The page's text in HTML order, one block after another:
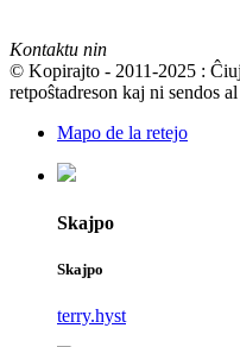
Kontaktu nin
© Kopirajto - 2011-2025 :
retpoŝtadreson kaj ni sendos
Mapo de la retejo
Skajpo
Skajpo
terry.hyst